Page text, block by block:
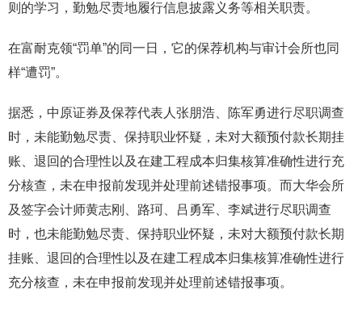
则的学习，勤勉尽责地履行信息披露义务等相关职责。
在富耐克领“罚单”的同一日，它的保荐机构与审计会所也同
样“遭罚”。
据悉，中原证券及保荐代表人张朋浩、陈军勇进行尽职调查
时，未能勤勉尽责、保持职业怀疑，未对大额预付款长期挂
账、退回的合理性以及在建工程成本归集核算准确性进行充
分核查，未在申报前发现并处理前述错报事项。而大华会所
及签字会计师黄志刚、路珂、吕勇军、李斌进行尽职调查
时，也未能勤勉尽责、保持职业怀疑，未对大额预付款长期
挂账、退回的合理性以及在建工程成本归集核算准确性进行
充分核查，未在申报前发现并处理前述错报事项。